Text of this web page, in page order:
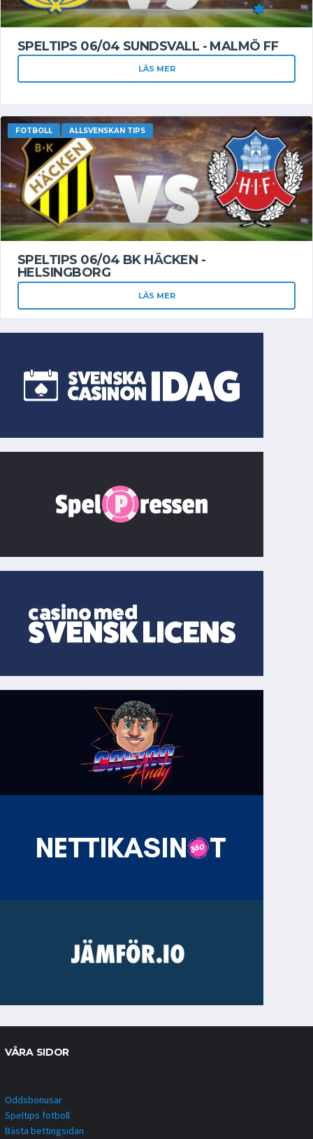
SPELTIPS 06/04 SUNDSVALL - MALMÖ FF
LÄS MER
FOTBOLL ALLSVENSKAN TIPS
SPELTIPS 06/04 BK HÄCKEN -
HELSINGBORG
LÄS MER
VÅRA SIDOR
Oddsbonusar
Speltips fotboll
Bästa bettingsidan